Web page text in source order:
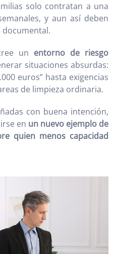
solo contratan a una
y aun así deben
documental.
un entorno de riesgo
situaciones absurdas:
euros” hasta exigencias
de limpieza ordinaria.
con buena intención,
en un nuevo ejemplo de
quien menos capacidad